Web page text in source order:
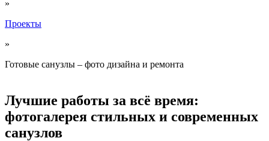
»
Проекты
»
Готовые санузлы – фото дизайна и ремонта
Лучшие работы за всё время:
фотогалерея стильных и современных
санузлов